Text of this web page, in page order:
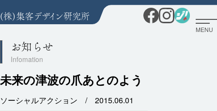
MENU
お知らせ
未来の津波の爪あとのよう
ソーシャルアクション / 2015.06.01